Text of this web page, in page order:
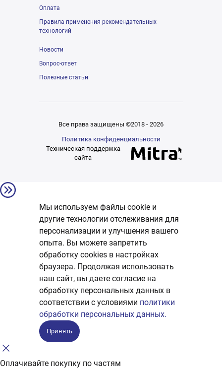
Оплата
Правила применения рекомендательных
технологий
Новости
Вопрос-ответ
Полезные статьи
Все права защищены ©2018 - 2026
Политика конфиденциальности
Техническая поддержка
сайта
Мы используем файлы cookie и
другие технологии отслеживания для
персонализации и улучшения вашего
опыта. Вы можете запретить
обработку сookies в настройках
браузера. Продолжая использовать
наш сайт, вы даете согласие на
обработку персональных данных в
соответствии с условиями политики
обработки персональных данных.
Принять
Оплачивайте покупку по частям